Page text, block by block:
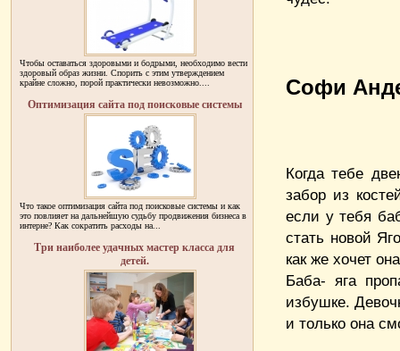
Софи
Когда тебе
забор из
если у тебя
стать новой
как же хочет
Баба- яга
избушке.
и только она
Чтобы оставаться здоровыми и бодрыми, необходимо вести
здоровый образ жизни. Спорить с этим утверждением
крайне сложно, порой практически невозможно....
Оптимизация сайта под поисковые системы
Что такое оптимизация сайта под поисковые системы и как
это повлияет на дальнейшую судьбу продвижения бизнеса в
интерне? Как сократить расходы на...
Три наиболее удачных мастер класса для
детей.